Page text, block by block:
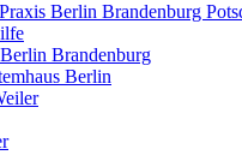
Berlin Brandenburg
Brandenburg
Berlin